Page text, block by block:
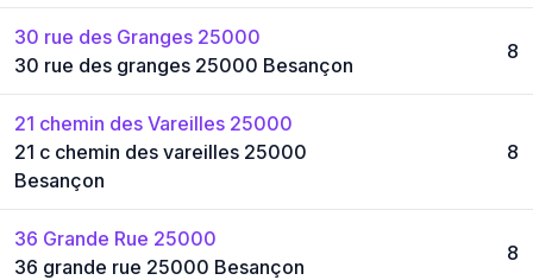
30 rue des Granges 25000
30 rue des granges 25000 Besançon
8
21 chemin des Vareilles 25000
21 c chemin des vareilles 25000
Besançon
8
36 Grande Rue 25000
36 grande rue 25000 Besançon
8